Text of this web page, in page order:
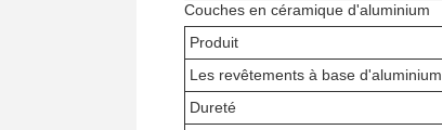
Couches en céramique d'aluminium
Produit
Les revêtements à base d'aluminium
Dureté